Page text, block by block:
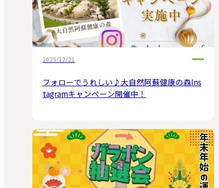
2025/12/21
フォローでうれしい♪大自然阿蘇健康の森Ins
tagramキャンペーン開催中！